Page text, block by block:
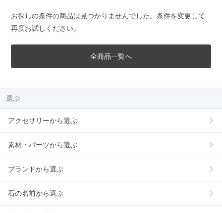
お探しの条件の商品は見つかりませんでした。条件を変更して
再度お試しください。
全商品一覧へ
選ぶ
アクセサリーから選ぶ
素材・パーツから選ぶ
ブランドから選ぶ
石の名前から選ぶ